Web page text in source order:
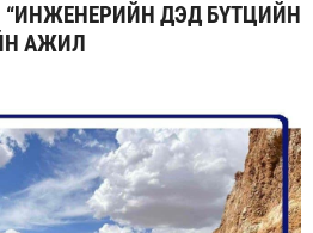
“ИНЖЕНЕРИЙН ДЭД БҮТЦИЙН
АЖИЛ